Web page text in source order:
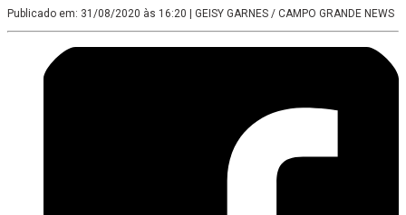
Publicado em: 31/08/2020 às 16:20 | GEISY GARNES / CAMPO GRANDE NEWS